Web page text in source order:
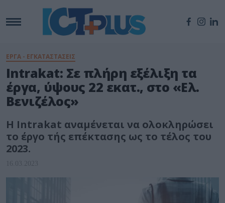
ΕΡΓΑ - ΕΓΚΑΤΑΣΤΑΣΕΙΣ
Intrakat: Σε πλήρη εξέλιξη τα
έργα, ύψους 22 εκατ., στο «Ελ.
Βενιζέλος»
Η Intrakat αναμένεται να ολοκληρώσει
το έργο τής επέκτασης ως το τέλος του
2023.
16.03.2023